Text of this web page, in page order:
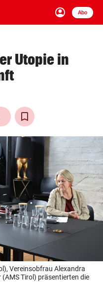
account_circle
Anmelden
Abo
close Schließen
arrow_right
2026
Utopie in
Vereinsobfrau Alexandra
(AMS Tirol) präsentierten die